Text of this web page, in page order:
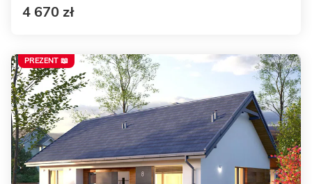
4 670 zł
PREZENT 📖